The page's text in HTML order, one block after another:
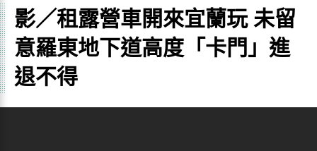
影／租露營車開來宜蘭玩 未留
意羅東地下道高度「卡門」進
退不得